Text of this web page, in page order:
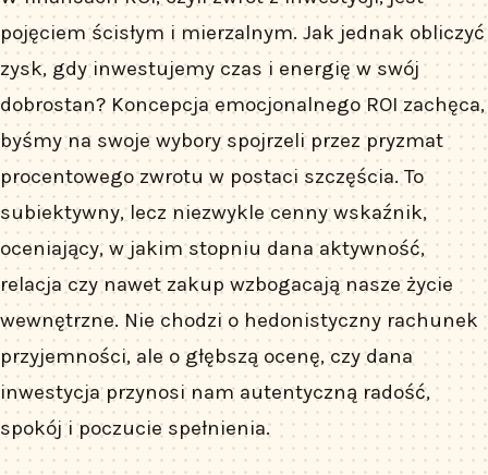
pojęciem ścisłym i mierzalnym. Jak jednak obliczyć
zysk, gdy inwestujemy czas i energię w swój
dobrostan? Koncepcja emocjonalnego ROI zachęca,
byśmy na swoje wybory spojrzeli przez pryzmat
procentowego zwrotu w postaci szczęścia. To
subiektywny, lecz niezwykle cenny wskaźnik,
oceniający, w jakim stopniu dana aktywność,
relacja czy nawet zakup wzbogacają nasze życie
wewnętrzne. Nie chodzi o hedonistyczny rachunek
przyjemności, ale o głębszą ocenę, czy dana
inwestycja przynosi nam autentyczną radość,
spokój i poczucie spełnienia.